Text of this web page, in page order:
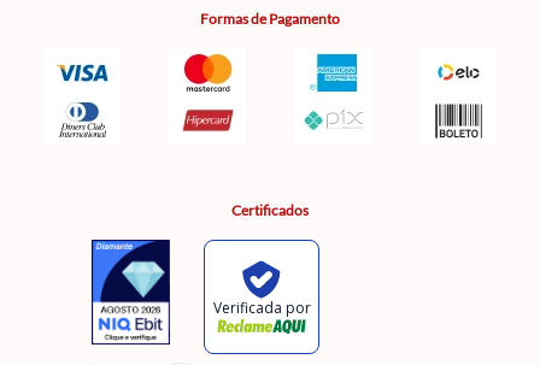
Formas de Pagamento
Certificados